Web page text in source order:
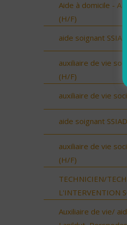
Aide à domicile -
(H/F)
aide soignant
auxiliaire de vie
(H/F)
auxiliaire de vie
aide soignant
auxiliaire de vie
(H/F)
TECHNICIEN/
L'INTERVENTION
Auxiliaire de vie/